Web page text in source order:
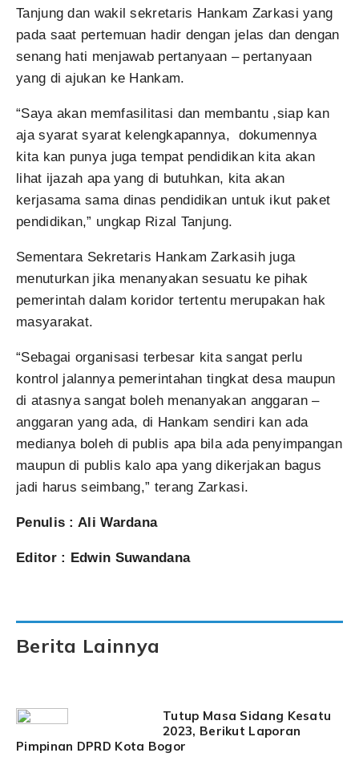
Tanjung dan wakil sekretaris Hankam Zarkasi yang
pada saat pertemuan hadir dengan jelas dan dengan
senang hati menjawab pertanyaan – pertanyaan
yang di ajukan ke Hankam.
“Saya akan memfasilitasi dan membantu ,siap kan
aja syarat syarat kelengkapannya, dokumennya
kita kan punya juga tempat pendidikan kita akan
lihat ijazah apa yang di butuhkan, kita akan
kerjasama sama dinas pendidikan untuk ikut paket
pendidikan,” ungkap Rizal Tanjung.
Sementara Sekretaris Hankam Zarkasih juga
menuturkan jika menanyakan sesuatu ke pihak
pemerintah dalam koridor tertentu merupakan hak
masyarakat.
“Sebagai organisasi terbesar kita sangat perlu
kontrol jalannya pemerintahan tingkat desa maupun
di atasnya sangat boleh menanyakan anggaran –
anggaran yang ada, di Hankam sendiri kan ada
medianya boleh di publis apa bila ada penyimpangan
maupun di publis kalo apa yang dikerjakan bagus
jadi harus seimbang,” terang Zarkasi.
Penulis : Ali Wardana
Editor : Edwin Suwandana
Berita Lainnya
Tutup Masa Sidang Kesatu
2023, Berikut Laporan
Pimpinan DPRD Kota Bogor